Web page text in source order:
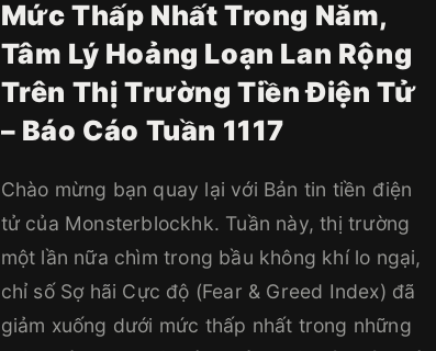
Mức Thấp Nhất Trong Năm,
Tâm Lý Hoảng Loạn Lan Rộng
Trên Thị Trường Tiền Điện Tử
– Báo Cáo Tuần 1117
Chào mừng bạn quay lại với Bản tin tiền điện
tử của Monsterblockhk. Tuần này, thị trường
một lần nữa chìm trong bầu không khí lo ngại,
chỉ số Sợ hãi Cực độ (Fear & Greed Index) đã
giảm xuống dưới mức thấp nhất trong những